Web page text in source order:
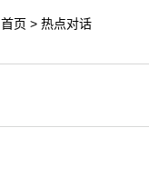
首页 > 热点对话